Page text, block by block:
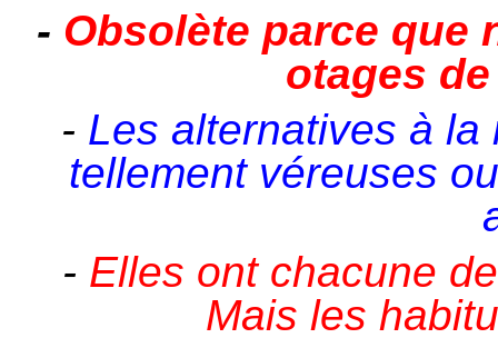
- Obsolète parce que
otages
- Les alternatives à
tellement véreuses
- Elles ont chacune
Mais les